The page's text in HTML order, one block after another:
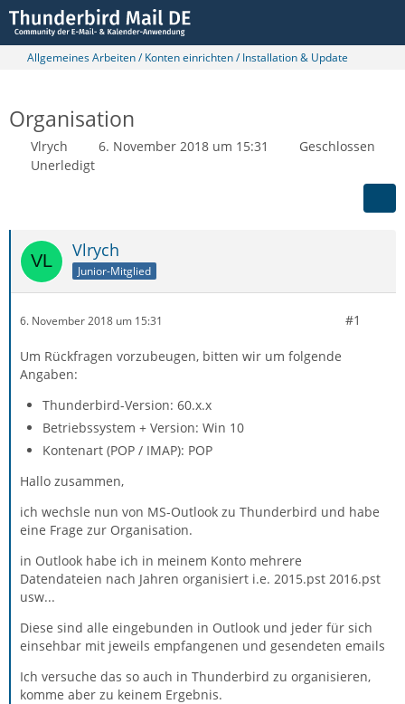
Allgemeines Arbeiten / Konten einrichten / Installation & Update
Organisation
Vlrych 6. November 2018 um 15:31
Geschlossen
Unerledigt
Vlrych
Junior-Mitglied
6. November 2018 um 15:31 #1
Um Rückfragen vorzubeugen, bitten wir um folgende
Angaben:
Thunderbird-Version: 60.x.x
Betriebssystem + Version: Win 10
Kontenart (POP / IMAP): POP
Hallo zusammen,
ich wechsle nun von MS-Outlook zu Thunderbird und habe
eine Frage zur Organisation.
in Outlook habe ich in meinem Konto mehrere
Datendateien nach Jahren organisiert i.e. 2015.pst 2016.pst
usw...
Diese sind alle eingebunden in Outlook und jeder für sich
einsehbar mit jeweils empfangenen und gesendeten emails
Ich versuche das so auch in Thunderbird zu organisieren,
komme aber zu keinem Ergebnis.